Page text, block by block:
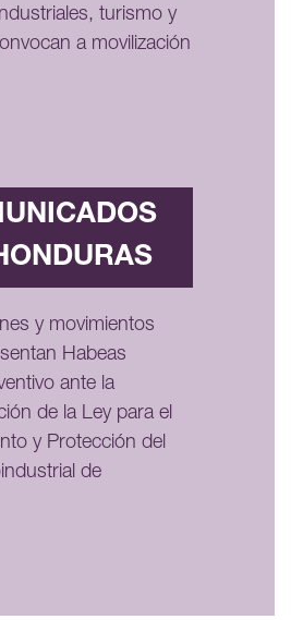
turismo y
a movilización
y movimientos
Habeas
ante la
de la Ley para el
y Protección del
de